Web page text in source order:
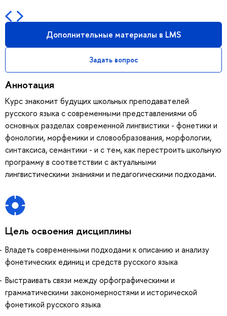
Дополнительные материалы в LMS
Задать вопрос
Аннотация
Курс знакомит будущих школьных преподавателей
русского языка с современными представлениями об
основных разделах современной лингвистики - фонетики и
фонологии, морфемики и словообразования, морфологии,
синтаксиса, семантики - и с тем, как перестроить школьную
программу в соответствии с актуальными
лингвистическими знаниями и педагогическими подходами.
Цель освоения дисциплины
Владеть современными подходами к описанию и анализу
фонетических единиц и средств русского языка
Выстраивать связи между орфографическими и
грамматическими закономерностями и исторической
фонетикой русского языка